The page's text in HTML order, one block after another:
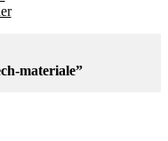
materiale”